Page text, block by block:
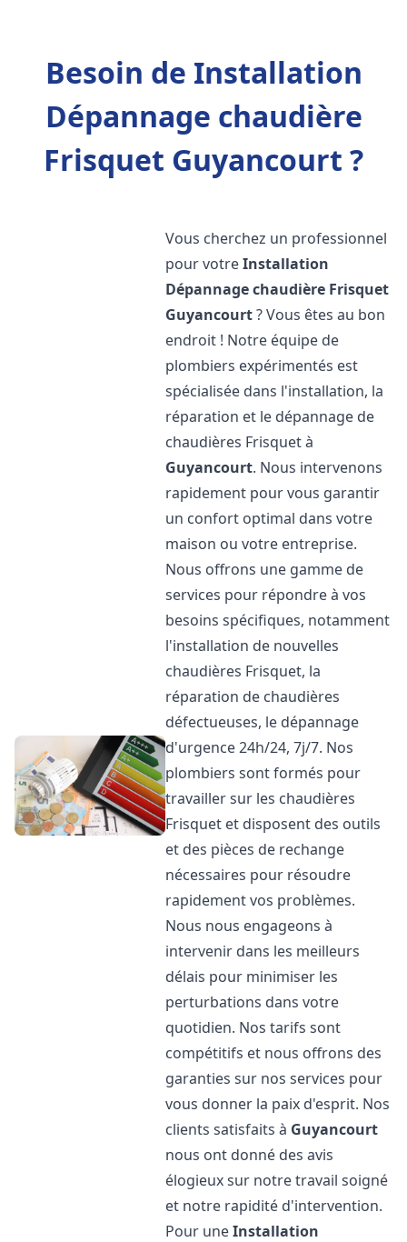
Besoin de Installation
Dépannage chaudière
Frisquet Guyancourt ?
Vous cherchez un professionnel
pour votreInstallation
Dépannage chaudière Frisquet
Guyancourt? Vous êtes au bon
endroit ! Notre équipe de
plombiers expérimentés est
spécialisée dans l'installation, la
réparation et le dépannage de
chaudières Frisquet à
Guyancourt. Nous intervenons
rapidement pour vous garantir
un confort optimal dans votre
maison ou votre entreprise.
Nous offrons une gamme de
services pour répondre à vos
besoins spécifiques, notamment
l'installation de nouvelles
chaudières Frisquet, la
réparation de chaudières
défectueuses, le dépannage
d'urgence 24h/24, 7j/7. Nos
plombiers sont formés pour
travailler sur les chaudières
Frisquet et disposent des outils
et des pièces de rechange
nécessaires pour résoudre
rapidement vos problèmes.
Nous nous engageons à
intervenir dans les meilleurs
délais pour minimiser les
perturbations dans votre
quotidien. Nos tarifs sont
compétitifs et nous offrons des
garanties sur nos services pour
vous donner la paix d'esprit. Nos
clients satisfaits à Guyancourt
nous ont donné des avis
élogieux sur notre travail soigné
et notre rapidité d'intervention.
Pour uneInstallation